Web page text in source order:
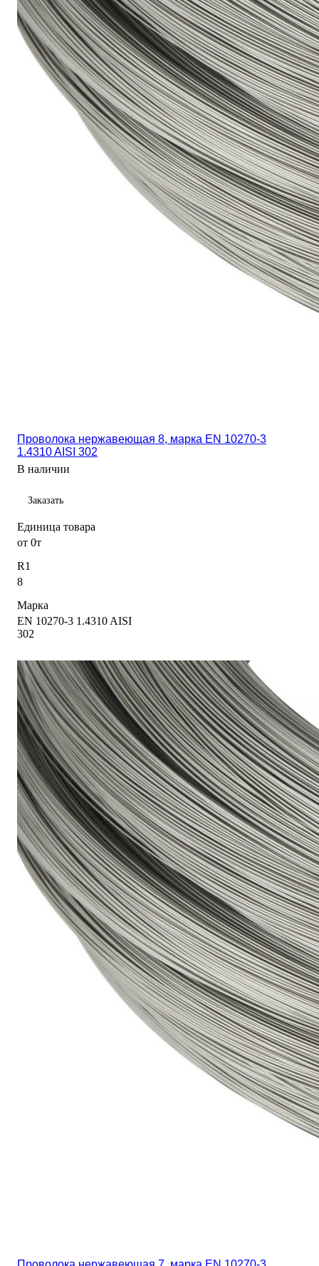
Проволока нержавеющая 8, марка EN 10270-3
1.4310 AISI 302
В наличии
Заказать
Единица товара
от 0т
R1
8
Марка
EN 10270-3 1.4310 AISI
302